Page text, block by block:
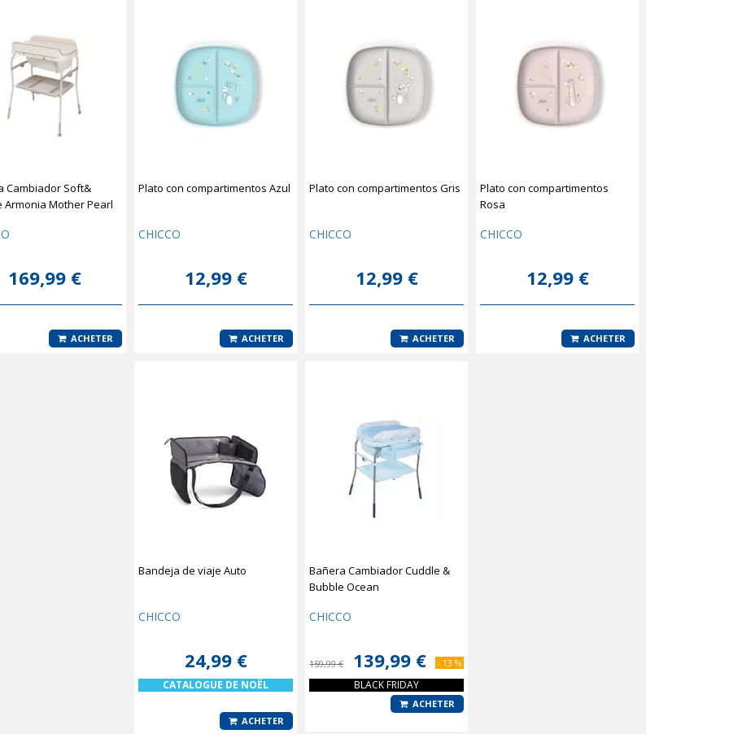
Cambiador Soft&
Armonia Mother Pearl
169,99 €
ACHETER
Plato con compartimentos Azul
CHICCO
12,99 €
ACHETER
Plato con compartimentos Gris
CHICCO
12,99 €
ACHETER
Plato con compartimentos
Rosa
CHICCO
12,99 €
ACHETER
Bandeja de viaje Auto
CHICCO
24,99 €
CATALOGUE DE NOËL
ACHETER
Bañera Cambiador Cuddle &
Bubble Ocean
CHICCO
159,99 € - 13 %
139,99 €
CATALOGUE DE NOËL
BLACK FRIDAY
ACHETER